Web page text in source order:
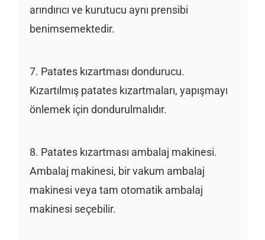
arındırıcı ve kurutucu aynı prensibi
benimsemektedir.
7. Patates kızartması dondurucu.
Kızartılmış patates kızartmaları, yapışmayı
önlemek için dondurulmalıdır.
8. Patates kızartması ambalaj makinesi.
Ambalaj makinesi, bir vakum ambalaj
makinesi veya tam otomatik ambalaj
makinesi seçebilir.